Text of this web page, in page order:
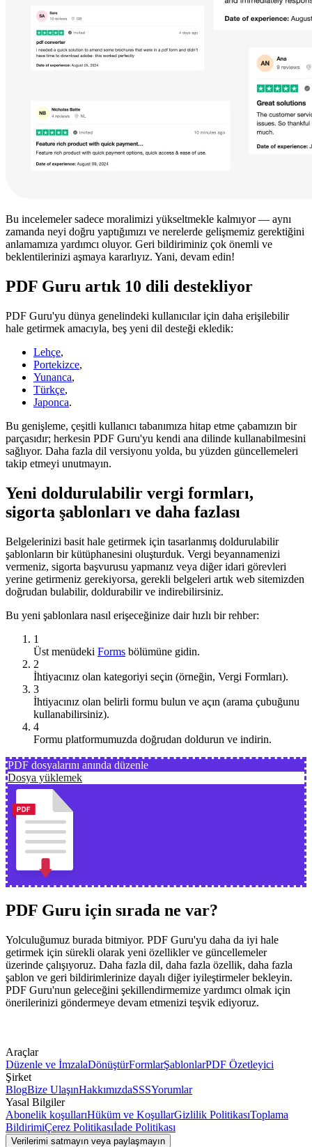
Bu incelemeler sadece moralimizi yükseltmekle kalmıyor — aynı
zamanda neyi doğru yaptığımızı ve nerelerde gelişmemiz gerektiğini
anlamamıza yardımcı oluyor. Geri bildiriminiz çok önemli ve
beklentilerinizi aşmaya kararlıyız. Yani, devam edin!
PDF Guru artık 10 dili destekliyor
PDF Guru'yu dünya genelindeki kullanıcılar için daha erişilebilir
hale getirmek amacıyla, beş yeni dil desteği ekledik:
Lehçe,
Portekizce,
Yunanca,
Türkçe,
Japonca.
Bu genişleme, çeşitli kullanıcı tabanımıza hitap etme çabamızın bir
parçasıdır; herkesin PDF Guru'yu kendi ana dilinde kullanabilmesini
sağlıyor. Daha fazla dil versiyonu yolda, bu yüzden güncellemeleri
takip etmeyi unutmayın.
Yeni doldurulabilir vergi formları,
sigorta şablonları ve daha fazlası
Belgelerinizi basit hale getirmek için tasarlanmış doldurulabilir
şablonların bir kütüphanesini oluşturduk. Vergi beyannamenizi
vermeniz, sigorta başvurusu yapmanız veya diğer idari görevleri
yerine getirmeniz gerekiyorsa, gerekli belgeleri artık web sitemizden
doğrudan bulabilir, doldurabilir ve indirebilirsiniz.
Bu yeni şablonlara nasıl erişeceğinize dair hızlı bir rehber:
1
Üst menüdeki Forms bölümüne gidin.
2
İhtiyacınız olan kategoriyi seçin (örneğin, Vergi Formları).
3
İhtiyacınız olan belirli formu bulun ve açın (arama çubuğunu
kullanabilirsiniz).
4
Formu platformumuzda doğrudan doldurun ve indirin.
PDF dosyalarını anında düzenle
Dosya yüklemek
PDF Guru için sırada ne var?
Yolculuğumuz burada bitmiyor. PDF Guru'yu daha da iyi hale
getirmek için sürekli olarak yeni özellikler ve güncellemeler
üzerinde çalışıyoruz. Daha fazla dil, daha fazla özellik, daha fazla
şablon ve geri bildirimlerinize dayalı diğer iyileştirmeler bekleyin.
PDF Guru'nun geleceğini şekillendirmemize yardımcı olmak için
önerilerinizi göndermeye devam etmenizi teşvik ediyoruz.
Araçlar
Düzenle ve İmzalaDönüştürFormlarŞablonlarPDF Özetleyici
Şirket
BlogBize UlaşınHakkımızdaSSSYorumlar
Yasal Bilgiler
Abonelik koşullarıHüküm ve KoşullarGizlilik PolitikasıToplama
BildirimiÇerez Politikasıİade Politikası
Verilerimi satmayın veya paylaşmayın